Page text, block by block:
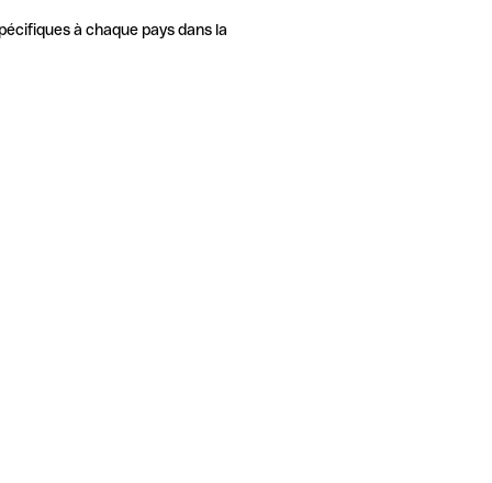
à chaque pays dans la